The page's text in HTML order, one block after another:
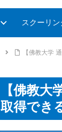
スクーリン
【佛教大学
【佛教
取得でき